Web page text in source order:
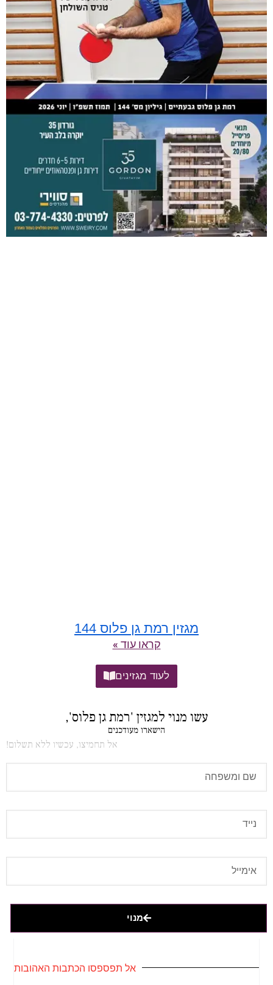
מגזין רמת גן פלוס 144
קראו עוד »
לעוד מגזינים
עשו מנוי למגזין 'רמת גן פלוס',
הישארו מעודכנים
אל תחמיצו, עכשיו ללא תשלום!
מנוי
אל תפספסו הכתבות האהובות